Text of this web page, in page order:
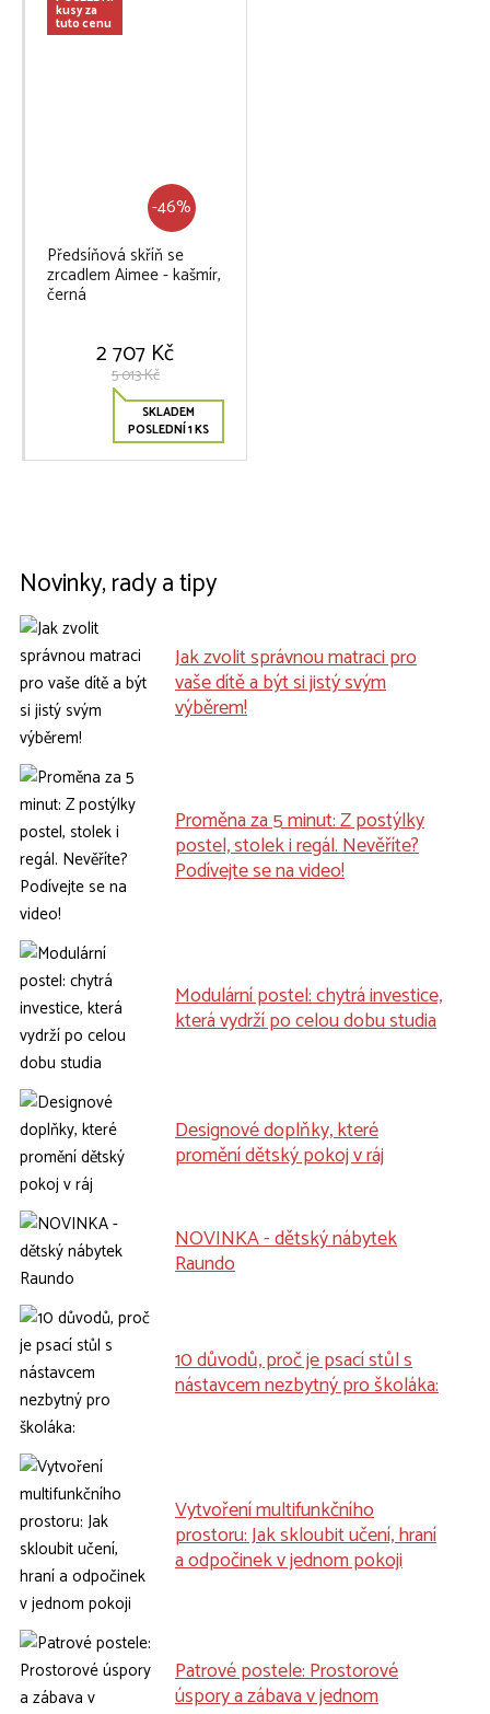
kusy za
tuto cenu
-46%
Předsíňová skříň se
zrcadlem Aimee - kašmír,
černá
2 707 Kč
5 013 Kč
SKLADEM
POSLEDNÍ 1 KS
Novinky, rady a tipy
Jak zvolit správnou matraci pro
vaše dítě a být si jistý svým
výběrem!
Proměna za 5 minut: Z postýlky
postel, stolek i regál. Nevěříte?
Podívejte se na video!
Modulární postel: chytrá investice,
která vydrží po celou dobu studia
Designové doplňky, které
promění dětský pokoj v ráj
NOVINKA - dětský nábytek
Raundo
10 důvodů, proč je psací stůl s
nástavcem nezbytný pro školáka:
Vytvoření multifunkčního
prostoru: Jak skloubit učení, hraní
a odpočinek v jednom pokoji
Patrové postele: Prostorové
úspory a zábava v jednom